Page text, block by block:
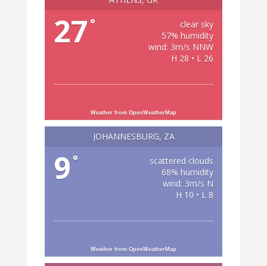
27 °
clear sky
57% humidity
wind: 3m/s NNW
H 28 • L 26
Weather from OpenWeatherMap
JOHANNESBURG, ZA
9 °
scattered clouds
68% humidity
wind: 3m/s N
H 10 • L 8
Weather from OpenWeatherMap